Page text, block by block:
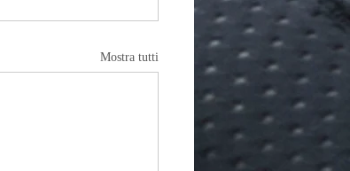
Mostra tutti